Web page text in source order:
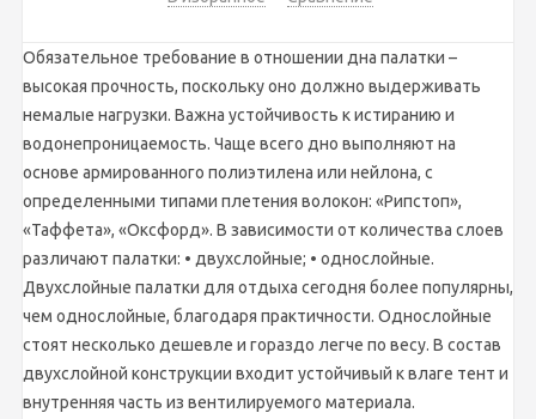
Обязательное требование в отношении дна палатки –
высокая прочность, поскольку оно должно выдерживать
немалые нагрузки. Важна устойчивость к истиранию и
водонепроницаемость. Чаще всего дно выполняют на
основе армированного полиэтилена или нейлона, с
определенными типами плетения волокон: «Рипстоп»,
«Таффета», «Оксфорд». В зависимости от количества слоев
различают палатки: • двухслойные; • однослойные.
Двухслойные палатки для отдыха сегодня более популярны,
чем однослойные, благодаря практичности. Однослойные
стоят несколько дешевле и гораздо легче по весу. В состав
двухслойной конструкции входит устойчивый к влаге тент и
внутренняя часть из вентилируемого материала.